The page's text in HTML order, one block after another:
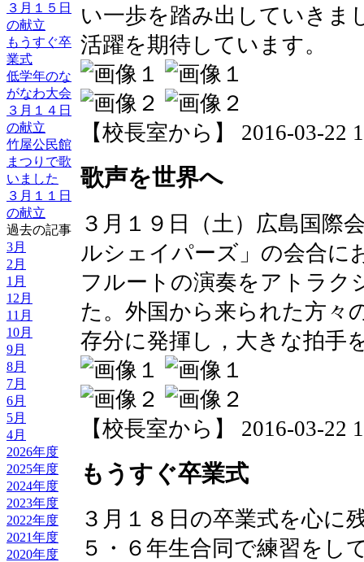
３月１５日
の献立
もうすぐ卒
業式
低学年のな
がなわ大会
３月１４日
の献立
竹屋公民館
まつりで歌
いました
３月１１日
の献立
過去の記事
3月
2月
1月
12月
11月
10月
9月
8月
7月
6月
5月
4月
2026年度
2025年度
2024年度
2023年度
2022年度
2021年度
2020年度
い一歩を踏み出していきま
活躍を期待しています。
【校長室から】 2016-03-22
歌声を世界へ
３月１９日（土）広島国際
ルシェイパーズ」の会合に
フルートの演奏をアトラク
た。外国から来られた方々
存分に発揮し，大きな拍手
【校長室から】 2016-03-22
もうすぐ卒業式
３月１８日の卒業式を心に
５・６年生合同で練習をし